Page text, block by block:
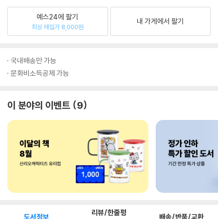
예스24에 팔기
최상 매입가 8,000원
내 가게에서 팔기
국내배송만 가능
문화비소득공제 가능
이 분야의 이벤트 9
도서정보 리뷰/한줄평 배송/반품/교환